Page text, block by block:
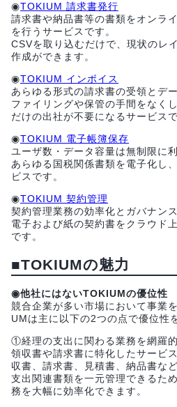
◉TOKIUM 請求書発行
請求書や納品書等の書類をオンラ
を行うサービスです。
CSVを取り込むだけで、現状のレ
作成ができます。
◉TOKIUM インボイス
あらゆる形式の請求書の受領とデ
ファイリングや保管の手間をなく
だけの出社が不要になるサービスで
◉TOKIUM 電子帳簿保存
ユーザ数・データ容量は無制限に
あらゆる国税関係書類を電子化し
ビスです。
◉TOKIUM 契約管理
契約管理業務の効率化とガバナン
電子および紙の契約書をクラウド
です。
■TOKIUMの魅力
◉他社にはないTOKIUMの優位性
競合企業が多い市場において事業
UMは主に以下の2つの点で優位性
①経理の支出に関わる業務を網羅
領収書や請求書に特化したサービ
収書、請求書、見積書、納品書な
支出関連書類を一元管理できるた
務を大幅に効率化できます。